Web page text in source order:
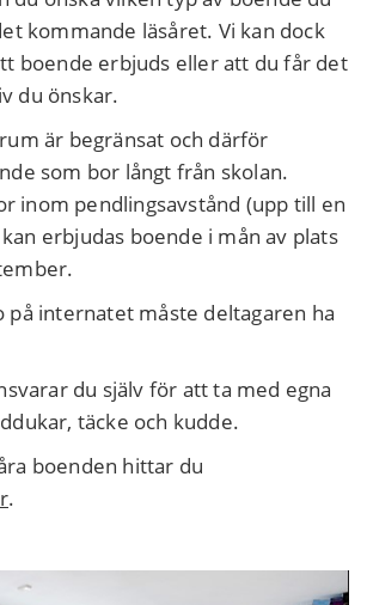
kommande läsåret. Vi kan dock
boende erbjuds eller att du får det
du önskar.
är begränsat och därför
som bor långt från skolan.
inom pendlingsavstånd (upp till en
erbjudas boende i mån av plats
på internatet måste deltagaren ha
du själv för att ta med egna
täcke och kudde.
boenden hittar du
.